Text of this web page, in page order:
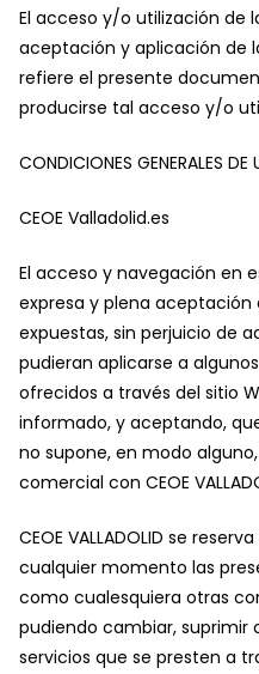
El acceso y/o utilización de
aceptación y aplicación de
refiere el presente
producirse tal acceso y/o
CONDICIONES GENERALES DE
CEOE Valladolid.es
El acceso y navegación en
expresa y plena
expuestas, sin perjuicio de
pudieran aplicarse a
ofrecidos a través del sitio
informado, y aceptando,
no supone, en modo
comercial con CEOE
CEOE VALLADOLID se
cualquier momento las
como cualesquiera otras
pudiendo cambiar, suprimir
servicios que se presten a